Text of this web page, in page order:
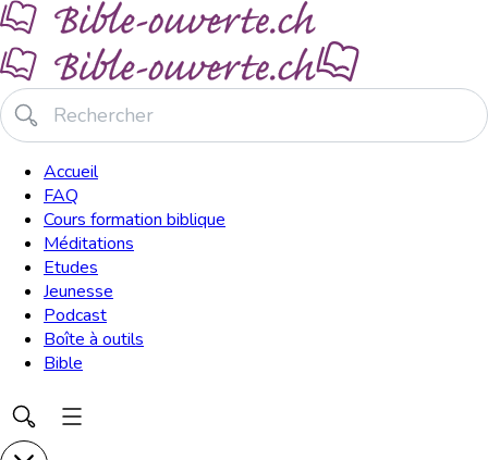
Accueil
FAQ
Cours formation biblique
Méditations
Etudes
Jeunesse
Podcast
Boîte à outils
Bible